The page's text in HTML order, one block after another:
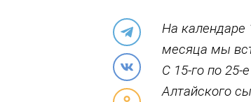
На календаре
месяца мы
С 15-го по 25-
Алтайского